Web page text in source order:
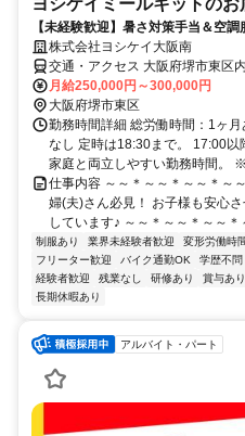
【未経験歓迎】暑さ対策手当＆空
株式会社ヨシケイ大阪南
交通・アクセス 大阪府堺市東区
月給250,000円～300,000円
大阪府堺市東区
勤務時間詳細 総労働時間：1ヶ
なし 定時は18:30まで。 17:00
家庭と両立しやすい勤務時間。 ※
仕事内容 ～～＊～～＊～～＊～
婦(夫)さん必見！ お子様も安心
しています♪ ～～＊～～＊～～＊
制服あり 業界未経験者歓迎 変形労働時
フリーター歓迎
バイク通勤OK 学歴不問
経験者歓迎
残業なし 研修あり 賞与あり
長期休暇あり
アルバイト・パート